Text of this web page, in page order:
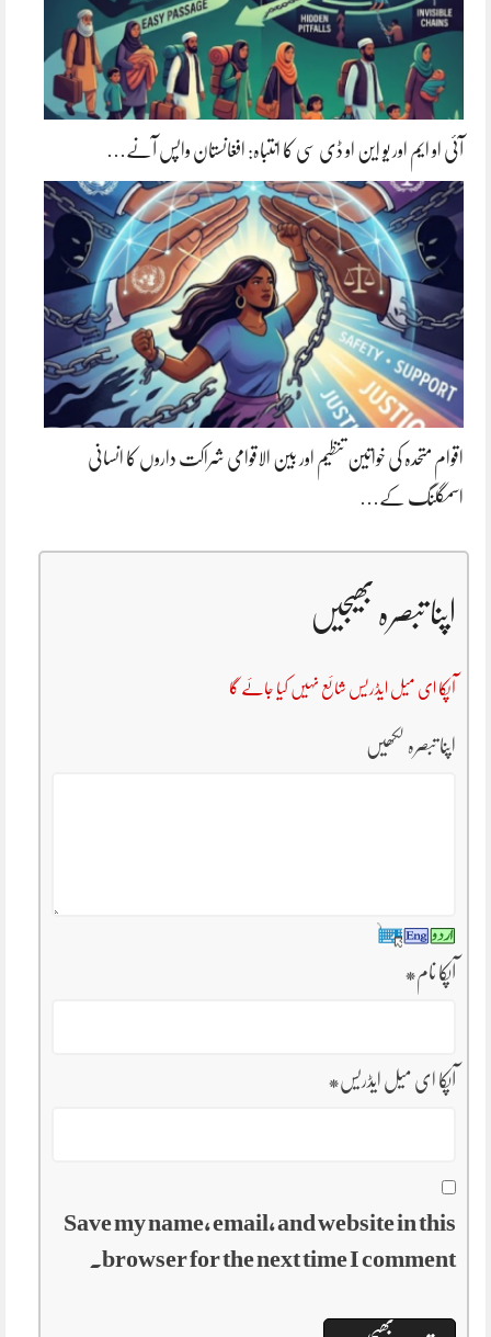
آئی او ایم اور یو این او ڈی سی کا انتباہ: افغانستان واپس آنے…
اقوام متحدہ کی خواتین تنظیم اور بین الاقوامی شراکت داروں کا انسانی
اسمگلنگ کے…
اپنا تبصرہ بھیجیں
آپکا ای میل ایڈریس شائع نہیں کیا جائے گا
اپنا تبصرہ لکھیں
آپکا نام*
آپکا ای میل ایڈریس*
Save my name, email, and website in this
browser for the next time I comment.